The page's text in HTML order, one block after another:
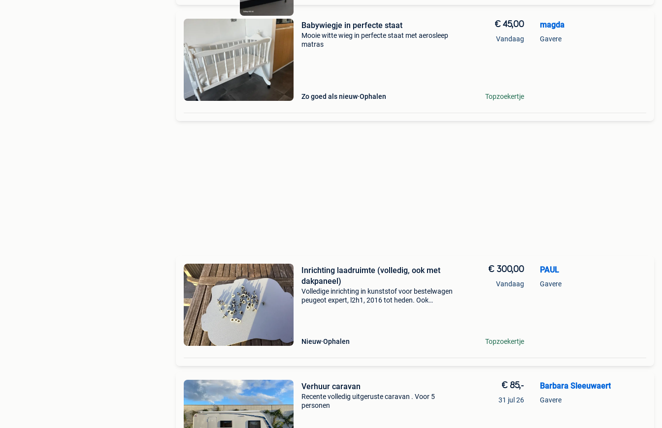
Babywiegje in perfecte staat
Mooie witte wieg in perfecte staat met aerosleep
matras
Zo goed als nieuw Ophalen
€ 45,00
Vandaag
Topzoekertje
magda
Gavere
Inrichting laadruimte (volledig, ook met
dakpaneel)
Volledige inrichting in kunststof voor bestelwagen
peugeot expert, l2h1, 2016 tot heden. Ook
Nieuw Ophalen
€ 300,00
Vandaag
Topzoekertje
PAUL
Gavere
Verhuur caravan
Recente volledig uitgeruste caravan . Voor 5
personen
€ 85,-
31 jul 26
Barbara Sleeuwaert
Gavere